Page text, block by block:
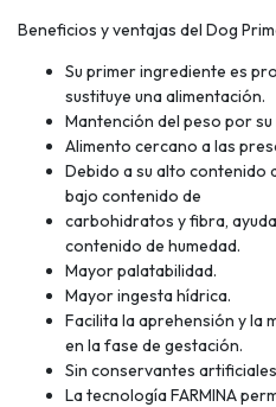
Beneficios y ventajas del Dog
Su primer ingrediente es
sustituye una alimentación.
Mantención del peso por
Alimento cercano a las
Debido a su alto contenido
bajo contenido de
carbohidratos y fibra,
contenido de humedad.
Mayor palatabilidad.
Mayor ingesta hídrica.
Facilita la aprehensión y la
en la fase de gestación.
Sin conservantes
La tecnología FARMINA